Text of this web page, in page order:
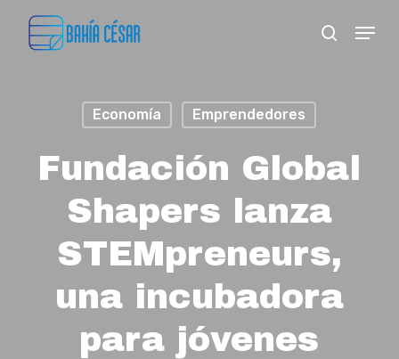
search
Menu
Economía Emprendedores
Fundación Global
Shapers lanza
STEMpreneurs,
una incubadora
para jóvenes